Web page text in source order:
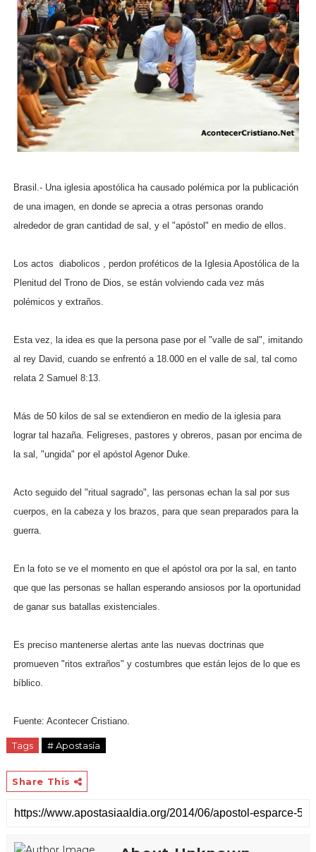
Brasil.- Una iglesia apostólica ha causado polémica por la publicación
de una imagen, en donde se aprecia a otras personas orando
alrededor de gran cantidad de sal, y el "apóstol" en medio de ellos.
Los actos diabolicos , perdon proféticos de la Iglesia Apostólica de la
Plenitud del Trono de Dios, se están volviendo cada vez más
polémicos y extraños.
Esta vez, la idea es que la persona pase por el "valle de sal", imitando
al rey David, cuando se enfrentó a 18.000 en el valle de sal, tal como
relata 2 Samuel 8:13.
Más de 50 kilos de sal se extendieron en medio de la iglesia para
lograr tal hazaña. Feligreses, pastores y obreros, pasan por encima de
la sal, "ungida" por el apóstol Agenor Duke.
Acto seguido del "ritual sagrado", las personas echan la sal por sus
cuerpos, en la cabeza y los brazos, para que sean preparados para la
guerra.
En la foto se ve el momento en que el apóstol ora por la sal, en tanto
que que las personas se hallan esperando ansiosos por la oportunidad
de ganar sus batallas existenciales.
Es preciso mantenerse alertas ante las nuevas doctrinas que
promueven "ritos extraños" y costumbres que están lejos de lo que es
bíblico.
Fuente: Acontecer Cristiano.
Tags # Apostasía
Share This